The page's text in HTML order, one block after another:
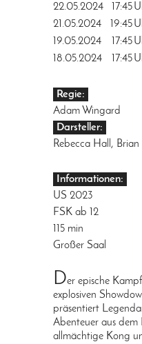
22.05.2024
17:45
21.05.2024 19:45
19.05.2024
17:45
18.05.2024
17:45
Regie:
Adam Wingard
Darsteller:
Rebecca Hall,
Informationen:
US 2023
FSK ab 12
115 min
Großer Saal
Der epische
explosiven
präsentiert
Abenteuer aus dem
allmächtige Kong